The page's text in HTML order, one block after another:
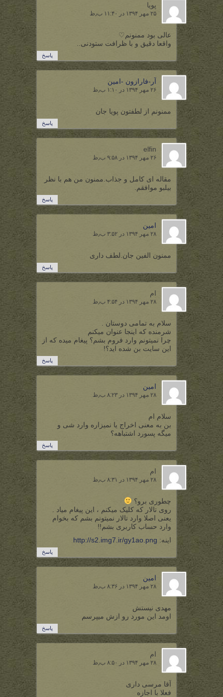
پویا
۲۵ مهر ۱۳۹۴ در ۱۱:۴۰ ب٫ظ
عالی بود ممنونم♡
واقعا دقیق و با ظرافت ستودنی..
پاسخ
آر-فارازون -امین
۲۶ مهر ۱۳۹۴ در ۱:۱۰ ب٫ظ
ممنونم از لطفتون پویا جان
پاسخ
elfin
۲۶ مهر ۱۳۹۴ در ۹:۵۸ ب٫ظ
مقاله ای کامل و جذاب.ممنون من هم با نظر
بیلبو موافقم.
پاسخ
امین
۲۸ مهر ۱۳۹۴ در ۳:۵۲ ب٫ظ
ممنون الفین جان.لطف داری
پاسخ
ام
۲۸ مهر ۱۳۹۴ در ۴:۵۴ ب٫ظ
سلام به تمامی دوستان .
شرمنده که اینجا عنوان میکنم
چرا نمیتونم وارد فروم بشم؟ پیغام میده که از
این سایت بن شده اید؟!
پاسخ
امین
۲۸ مهر ۱۳۹۴ در ۸:۲۳ ب٫ظ
سلام ام
بن به معنی اخراج یا نمیزاره وارد شی و
میگه پسورد اشتباهه؟
پاسخ
ام
۲۸ مهر ۱۳۹۴ در ۸:۳۱ ب٫ظ
چطوری برو؟
روی تالار که کلیک میکنم ، این پیغام میاد .
یعنی اصلا وارد تالار نمیتونم بشم که بخوام
وارد حساب کاربری بشم!!
اینه: http://s2.img7.ir/gy1ao.png
پاسخ
امین
۲۸ مهر ۱۳۹۴ در ۸:۳۶ ب٫ظ
مهدی نیستش
اومد این مورد رو ازش میپرسم
پاسخ
ام
۲۸ مهر ۱۳۹۴ در ۸:۵۰ ب٫ظ
آقا مرسی داری
فعلا با اجازه